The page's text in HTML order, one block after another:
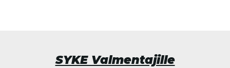
SYKE Valmentajille